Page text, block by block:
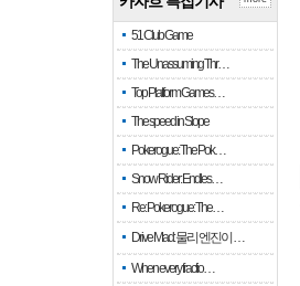
51 Club Game
The Unassuming Thr…
Top Platform Games…
The speed in Slope
Pokerogue: The Pok…
Snow Rider: Endles…
Re: Pokerogue: The…
Drive Mad: 물리 엔진이 …
When every fractio…